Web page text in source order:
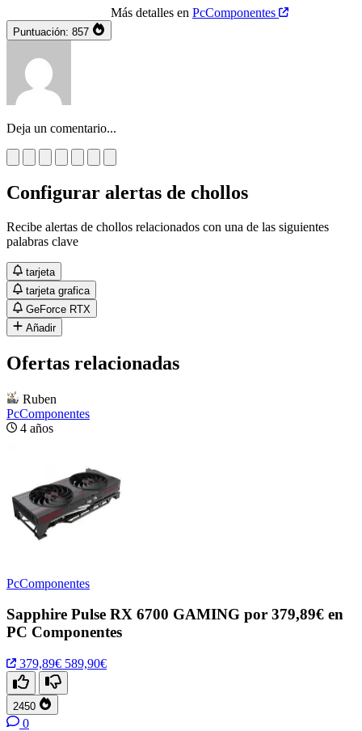
Más detalles en PcComponentes
Puntuación: 857
Deja un comentario...
Configurar alertas de chollos
Recibe alertas de chollos relacionados con una de las siguientes
palabras clave
tarjeta
tarjeta grafica
GeForce RTX
Añadir
Ofertas relacionadas
Ruben
PcComponentes
4 años
PcComponentes
Sapphire Pulse RX 6700 GAMING por 379,89€ en
PC Componentes
379,89€ 589,90€
2450
0